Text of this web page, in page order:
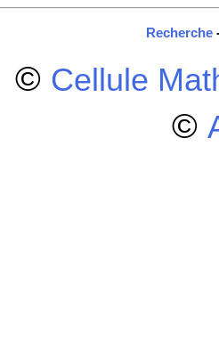
Recherche
© Cellule
©